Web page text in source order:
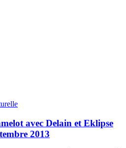
avec Delain et Eklipse
2013